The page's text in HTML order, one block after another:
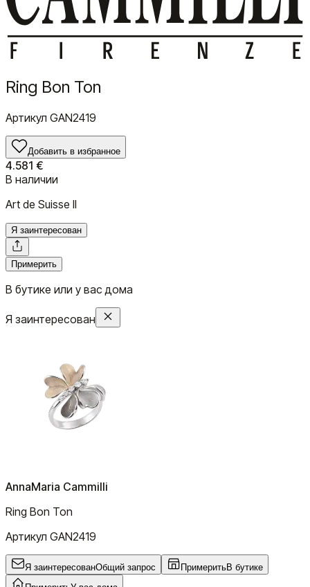
Ring Bon Ton
Артикул GAN2419
Добавить в избранное
4.581 €
В наличии
Art de Suisse II
Я заинтересован
Примерить
В бутике или у вас дома
Я заинтересован
AnnaMaria Cammilli
Ring Bon Ton
Артикул GAN2419
Я заинтересованОбщий запрос ПримеритьВ бутике